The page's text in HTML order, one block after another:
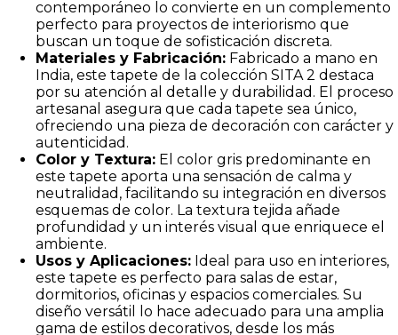
contemporáneo lo convierte en un complemento
perfecto para proyectos de interiorismo que
buscan un toque de sofisticación discreta.
Materiales y Fabricación: Fabricado a mano en
India, este tapete de la colección SITA 2 destaca
por su atención al detalle y durabilidad. El proceso
artesanal asegura que cada tapete sea único,
ofreciendo una pieza de decoración con carácter y
autenticidad.
Color y Textura: El color gris predominante en
este tapete aporta una sensación de calma y
neutralidad, facilitando su integración en diversos
esquemas de color. La textura tejida añade
profundidad y un interés visual que enriquece el
ambiente.
Usos y Aplicaciones: Ideal para uso en interiores,
este tapete es perfecto para salas de estar,
dormitorios, oficinas y espacios comerciales. Su
diseño versátil lo hace adecuado para una amplia
gama de estilos decorativos, desde los más